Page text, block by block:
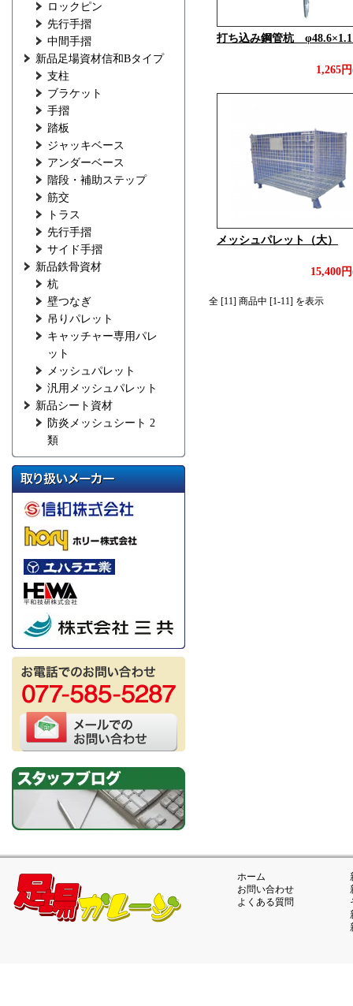
ロックピン
先行手摺
中間手摺
新品足場資材信和Bタイプ
支柱
ブラケット
手摺
踏板
ジャッキベース
アンダーベース
階段・補助ステップ
筋交
トラス
先行手摺
サイド手摺
新品鉄骨資材
杭
壁つなぎ
吊りパレット
キャッチャー専用パレ
ット
メッシュパレット
汎用メッシュパレット
新品シート資材
防炎メッシュシート 2
類
打ち込み鋼管杭
1,265
メッシュパレット（大）
15,400
全 [11] 商品中 [1-11] を表示
ホーム
お問い合わせ
よくある質問